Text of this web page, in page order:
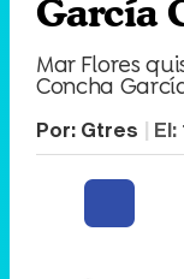
García
Mar Flores
Concha
Por: Gtres El: